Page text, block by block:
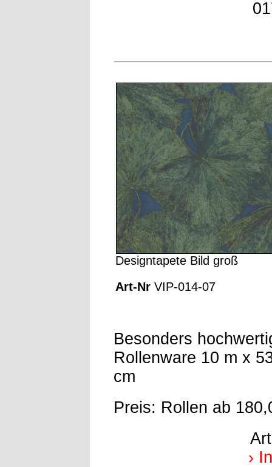
Designtapete Bild groß
Art-Nr VIP-014-07
Besonders
Rollenware 10 m x
cm
Preis: Rollen ab
›